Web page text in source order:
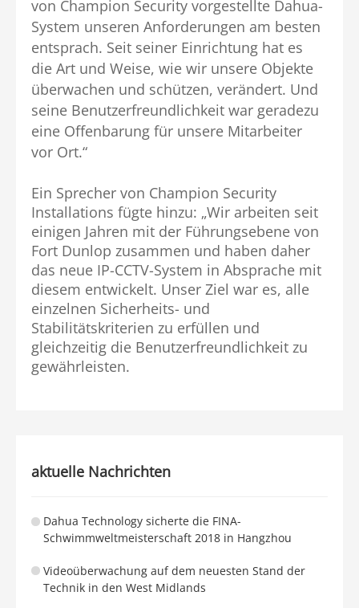
von Champion Security vorgestellte Dahua-
System unseren Anforderungen am besten
entsprach. Seit seiner Einrichtung hat es
die Art und Weise, wie wir unsere Objekte
überwachen und schützen, verändert. Und
seine Benutzerfreundlichkeit war geradezu
eine Offenbarung für unsere Mitarbeiter
vor Ort.“
Ein Sprecher von Champion Security
Installations fügte hinzu: „Wir arbeiten seit
einigen Jahren mit der Führungsebene von
Fort Dunlop zusammen und haben daher
das neue IP-CCTV-System in Absprache mit
diesem entwickelt. Unser Ziel war es, alle
einzelnen Sicherheits- und
Stabilitätskriterien zu erfüllen und
gleichzeitig die Benutzerfreundlichkeit zu
gewährleisten.
aktuelle Nachrichten
Dahua Technology sicherte die FINA-
Schwimmweltmeisterschaft 2018 in Hangzhou
Videoüberwachung auf dem neuesten Stand der
Technik in den West Midlands